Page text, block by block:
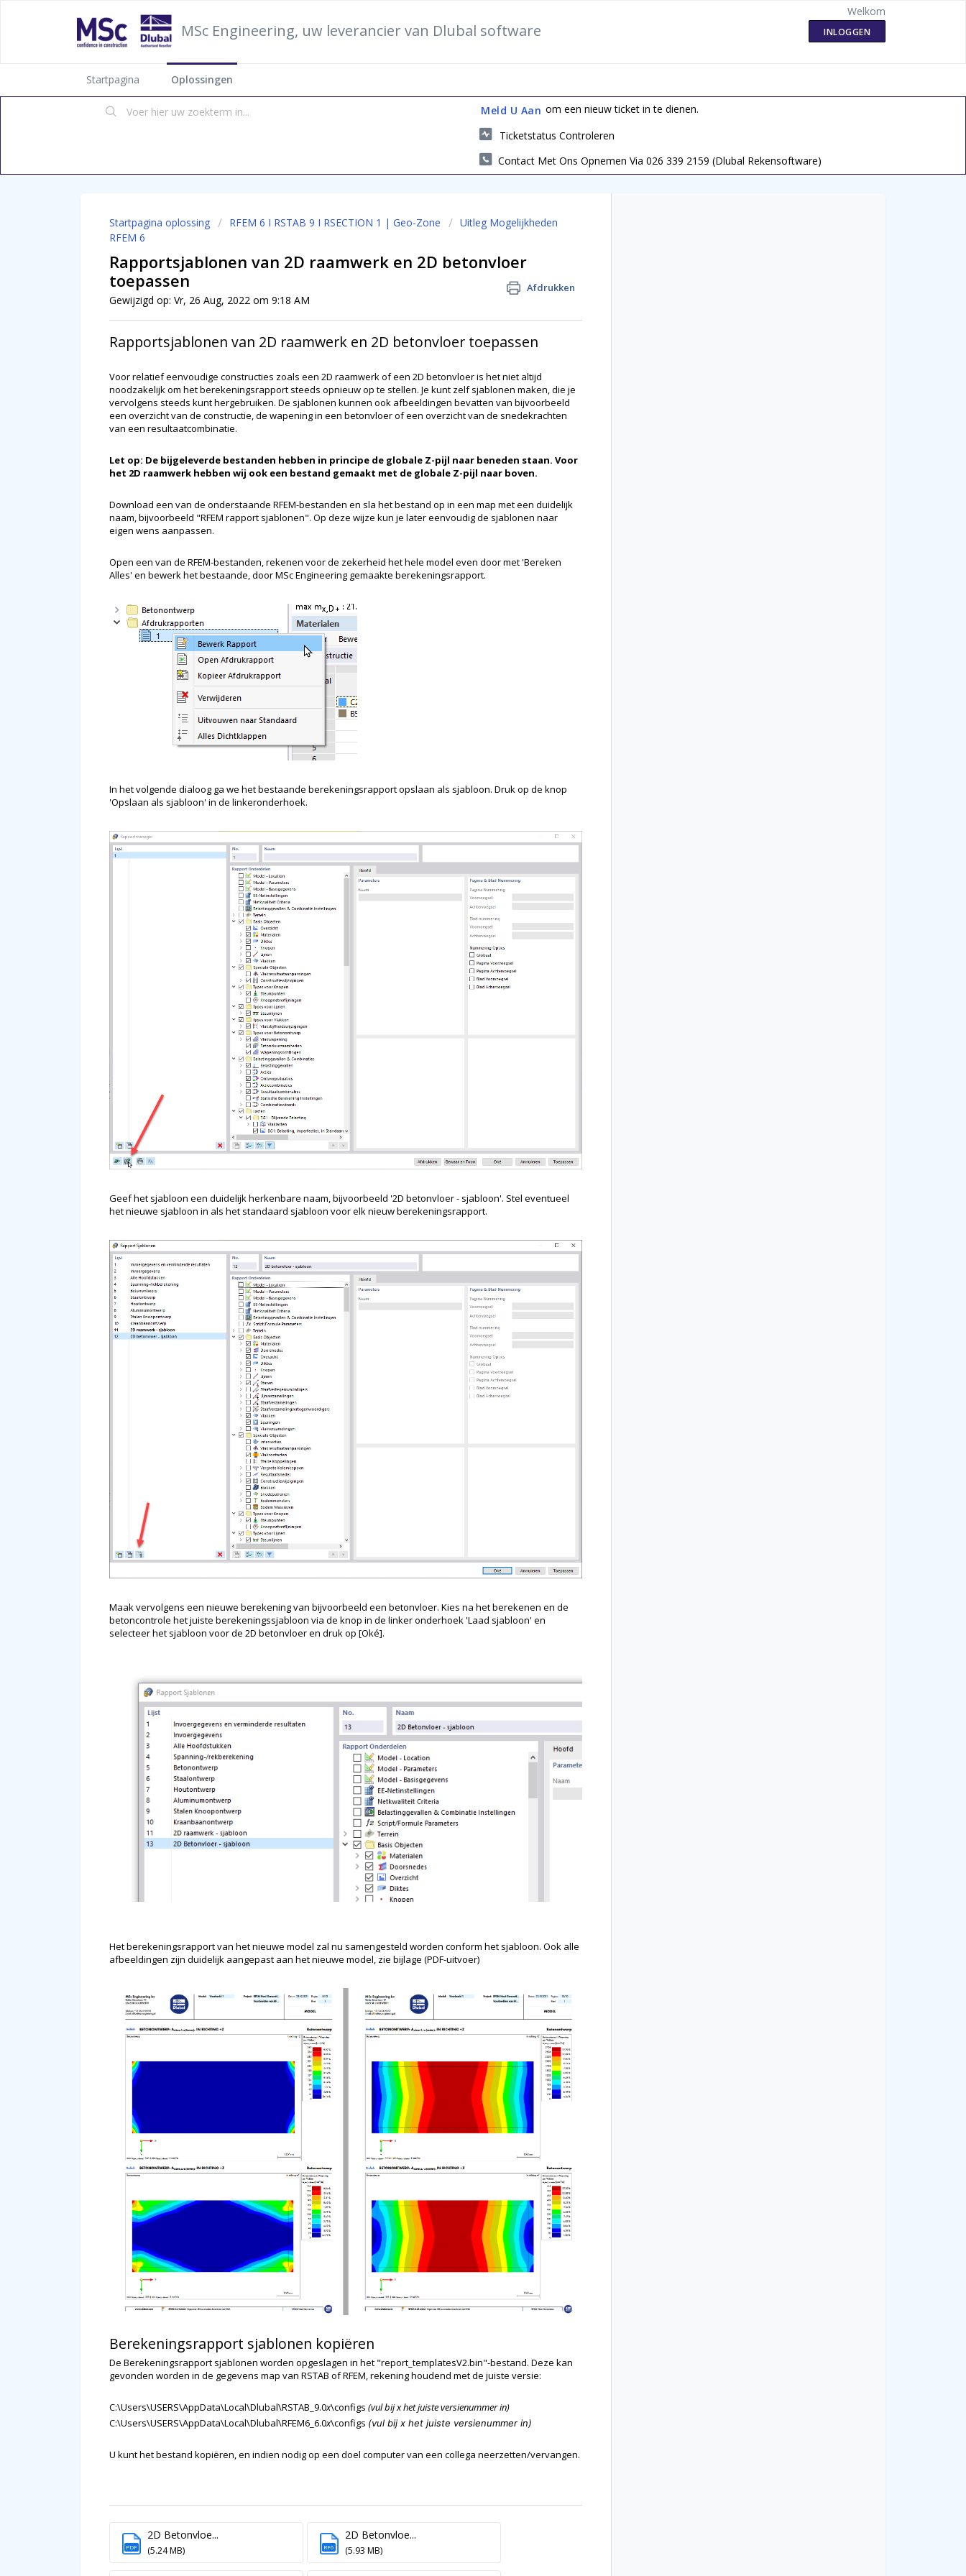
MSc Engineering, uw leverancier van Dlubal software
Welkom
INLOGGEN
Startpagina Oplossingen
Meld U Aan om een nieuw ticket in te dienen.
Ticketstatus Controleren
Contact Met Ons Opnemen Via 026 339 2159 (Dlubal Rekensoftware)
Startpagina oplossing RFEM 6 I RSTAB 9 I RSECTION 1 | Geo-Zone
Uitleg Mogelijkheden
RFEM 6
Rapportsjablonen van 2D raamwerk en 2D betonvloer
toepassen
Afdrukken
Gewijzigd op: Vr, 26 Aug, 2022 om 9:18 AM
Rapportsjablonen van 2D raamwerk en 2D betonvloer toepassen
Voor relatief eenvoudige constructies zoals een 2D raamwerk of een 2D betonvloer is het niet altijd
noodzakelijk om het berekeningsrapport steeds opnieuw op te stellen. Je kunt zelf sjablonen maken, die je
vervolgens steeds kunt hergebruiken. De sjablonen kunnen ook afbeeldingen bevatten van bijvoorbeeld
een overzicht van de constructie, de wapening in een betonvloer of een overzicht van de snedekrachten
van een resultaatcombinatie.
Let op: De bijgeleverde bestanden hebben in principe de globale Z-pijl naar beneden staan. Voor
het 2D raamwerk hebben wij ook een bestand gemaakt met de globale Z-pijl naar boven.
Download een van de onderstaande RFEM-bestanden en sla het bestand op in een map met een duidelijk
naam, bijvoorbeeld "RFEM rapport sjablonen". Op deze wijze kun je later eenvoudig de sjablonen naar
eigen wens aanpassen.
Open een van de RFEM-bestanden, rekenen voor de zekerheid het hele model even door met 'Bereken
Alles' en bewerk het bestaande, door MSc Engineering gemaakte berekeningsrapport.
In het volgende dialoog ga we het bestaande berekeningsrapport opslaan als sjabloon. Druk op de knop
'Opslaan als sjabloon' in de linkeronderhoek.
Geef het sjabloon een duidelijk herkenbare naam, bijvoorbeeld '2D betonvloer - sjabloon'. Stel eventueel
het nieuwe sjabloon in als het standaard sjabloon voor elk nieuw berekeningsrapport.
Maak vervolgens een nieuwe berekening van bijvoorbeeld een betonvloer. Kies na het berekenen en de
betoncontrole het juiste berekeningssjabloon via de knop in de linker onderhoek 'Laad sjabloon' en
selecteer het sjabloon voor de 2D betonvloer en druk op [Oké].
Het berekeningsrapport van het nieuwe model zal nu samengesteld worden conform het sjabloon. Ook alle
afbeeldingen zijn duidelijk aangepast aan het nieuwe model, zie bijlage (PDF-uitvoer)
Berekeningsrapport sjablonen kopiëren
De Berekeningsrapport sjablonen worden opgeslagen in het "report_templatesV2.bin"-bestand. Deze kan
gevonden worden in de gegevens map van RSTAB of RFEM, rekening houdend met de juiste versie:
C:\Users\USERS\AppData\Local\Dlubal\RSTAB_9.0x\configs (vul bij x het juiste versienummer in)
C:\Users\USERS\AppData\Local\Dlubal\RFEM6_6.0x\configs (vul bij x het juiste versienummer in)
U kunt het bestand kopiëren, en indien nodig op een doel computer van een collega neerzetten/vervangen.
PDF
2D Betonvloe...
(5.24 MB) RF6
2D Betonvloe...
(5.93 MB)